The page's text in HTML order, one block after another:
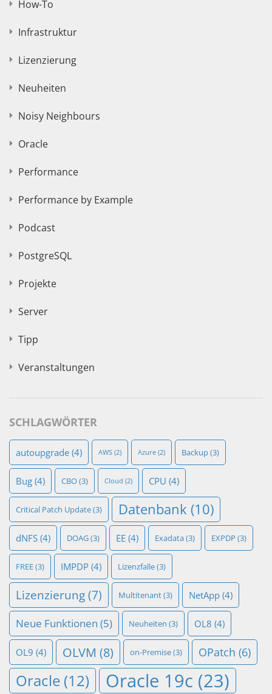
How-To
Infrastruktur
Lizenzierung
Neuheiten
Noisy Neighbours
Oracle
Performance
Performance by Example
Podcast
PostgreSQL
Projekte
Server
Tipp
Veranstaltungen
SCHLAGWÖRTER
autoupgrade (4) AWS (2) Azure (2) Backup(3)
Bug (4) CBO(3) Cloud (2) CPU (4)
Critical Patch Update(3) Datenbank (10)
dNFS (4) DOAG(3) EE (4) Exadata(3) EXPDP (3)
FREE(3) IMPDP (4) Lizenzfalle(3)
Lizenzierung(7) Multitenant(3) NetApp (4)
Neue Funktionen (5) Neuheiten (3) OL8 (4)
OL9 (4) OLVM (8) on-Premise(3) OPatch (6)
Oracle (12) Oracle 19c (23)